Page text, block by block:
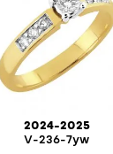
2024-2025
V-236-7yw